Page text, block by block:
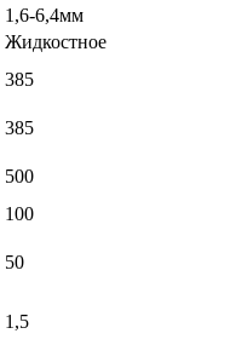
1,6-6,4мм
Жидкостное
385
385
500
100
50
1,5